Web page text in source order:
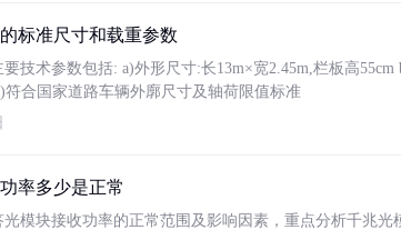
标准尺寸和载重参数
要技术参数包括: a)外形尺寸:长13m×宽2.45m,栏板高
符合国家道路车辆外廓尺寸及轴荷限值标准
率多少是正常
模块接收功率的正常范围及影响因素，重点分析千兆光